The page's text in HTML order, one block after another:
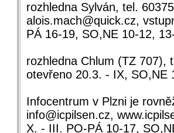
rozhledna Sylván, tel.
alois.mach@quick.cz,
PÁ 16-19, SO,NE 10-12,
rozhledna Chlum (TZ 707),
otevřeno 20.3. - IX, SO,NE
Infocentrum v Plzni je
info@icpilsen.cz,
X. - III. PO-PÁ 10-17,